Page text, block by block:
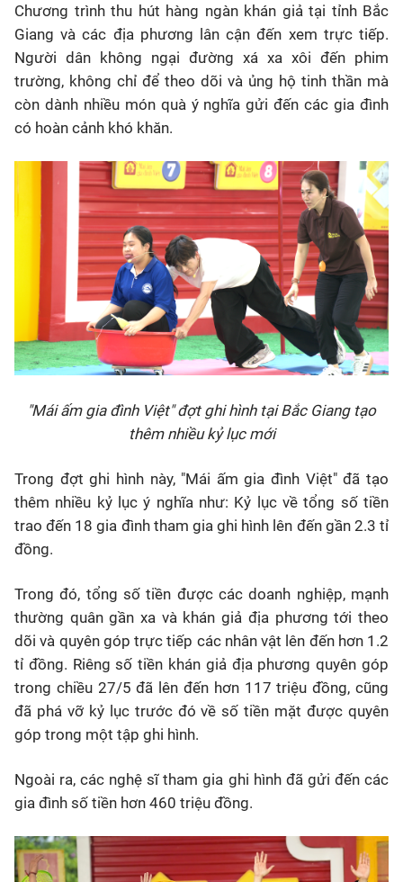
Chương trình thu hút hàng ngàn khán giả tại tỉnh Bắc
Giang và các địa phương lân cận đến xem trực tiếp.
Người dân không ngại đường xá xa xôi đến phim
trường, không chỉ để theo dõi và ủng hộ tinh thần mà
còn dành nhiều món quà ý nghĩa gửi đến các gia đình
có hoàn cảnh khó khăn.
"Mái ấm gia đình Việt" đợt ghi hình tại Bắc Giang tạo
thêm nhiều kỷ lục mới
Trong đợt ghi hình này, "Mái ấm gia đình Việt" đã tạo
thêm nhiều kỷ lục ý nghĩa như: Kỷ lục về tổng số tiền
trao đến 18 gia đình tham gia ghi hình lên đến gần 2.3 tỉ
đồng.
Trong đó, tổng số tiền được các doanh nghiệp, mạnh
thường quân gần xa và khán giả địa phương tới theo
dõi và quyên góp trực tiếp các nhân vật lên đến hơn 1.2
tỉ đồng. Riêng số tiền khán giả địa phương quyên góp
trong chiều 27/5 đã lên đến hơn 117 triệu đồng, cũng
đã phá vỡ kỷ lục trước đó về số tiền mặt được quyên
góp trong một tập ghi hình.
Ngoài ra, các nghệ sĩ tham gia ghi hình đã gửi đến các
gia đình số tiền hơn 460 triệu đồng.